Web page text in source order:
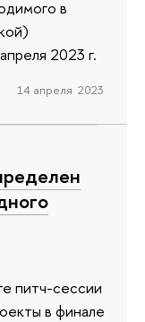
в
2023 г.
14 апреля 2023
питч-сессии
в финале